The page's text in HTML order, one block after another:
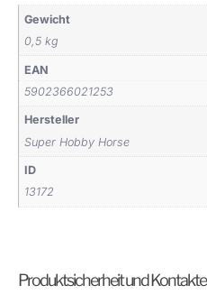
Gewicht
0,5 kg
EAN
5902366021253
Hersteller
Super Hobby Horse
ID
13172
Produktsicherheit und Kontakte